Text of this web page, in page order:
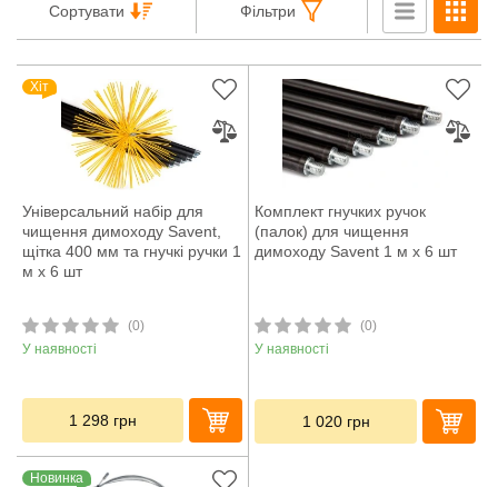
Сортувати Фільтри
Хіт
Універсальний набір для
чищення димоходу Savent,
щітка 400 мм та гнучкі ручки 1
м х 6 шт
(0)
У наявності
1 298 грн
Комплект гнучких ручок
(палок) для чищення
димоходу Savent 1 м x 6 шт
(0)
У наявності
1 020 грн
Новинка